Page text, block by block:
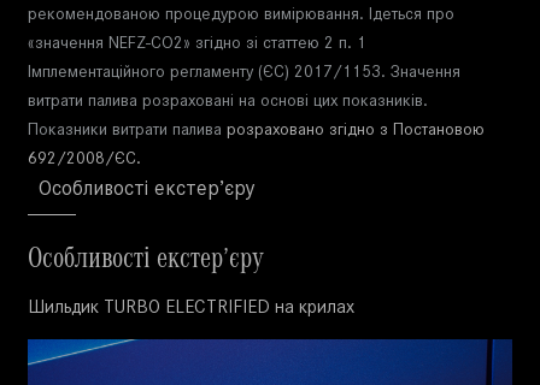
рекомендованою процедурою вимірювання. Ідеться про
«значення NEFZ-CO2» згідно зі статтею 2 п. 1
Імплементаційного регламенту (ЄС) 2017/1153. Значення
витрати палива розраховані на основі цих показників.
Показники витрати палива розраховано згідно з Постановою
692/2008/ЄС.
Особливості екстер’єру
Особливості екстер’єру
Шильдик TURBO ELECTRIFIED на крилах